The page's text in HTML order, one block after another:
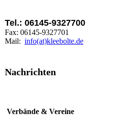
Tel.: 06145-9327700
Fax: 06145-9327701
Mail: info(at)kleebolte.de
Nachrichten
Verbände & Vereine